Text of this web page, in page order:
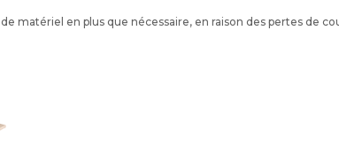
matériel en plus que nécessaire, en raison des pertes de